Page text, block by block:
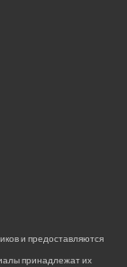
и предоставляются
принадлежат их